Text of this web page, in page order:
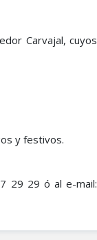
Carvajal, cuyos
y festivos.
29 29 ó al e-mail: